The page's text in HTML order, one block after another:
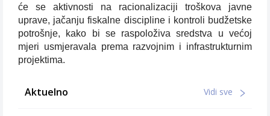
će se aktivnosti na racionalizaciji troškova javne
uprave, jačanju fiskalne discipline i kontroli budžetske
potrošnje, kako bi se raspoloživa sredstva u većoj
mjeri usmjeravala prema razvojnim i infrastrukturnim
projektima.
Aktuelno Vidi sve